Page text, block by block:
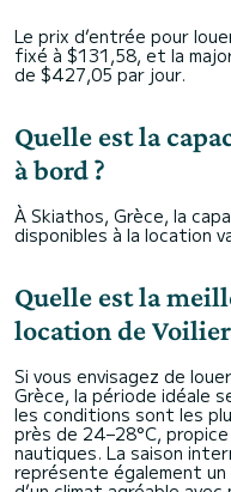
Le prix d’entrée pour
fixé à $131,58, et la
de $427,05 par jour.
Quelle est la
à bord ?
À Skiathos, Grèce, la
disponibles à la location
Quelle est la
location de Voilier
Si vous envisagez de
Grèce, la période idéale
les conditions sont les
près de 24–28°C,
nautiques. La saison
représente également